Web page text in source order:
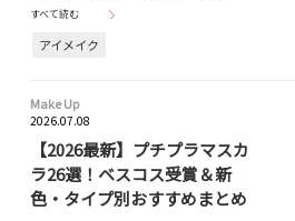
すべて読む
アイメイク
Make Up
2026.07.08
【2026最新】プチプラマスカ
ラ26選！ベスコス受賞＆新
色・タイプ別おすすめまとめ